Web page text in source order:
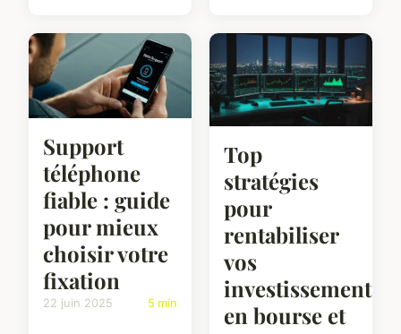
Support
téléphone
fiable : guide
pour mieux
choisir votre
fixation
22 juin 2025 5 min
Top
stratégies
pour
rentabiliser
vos
investissements
en bourse et